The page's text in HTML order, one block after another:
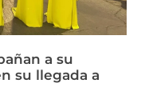
a su
su llegada a